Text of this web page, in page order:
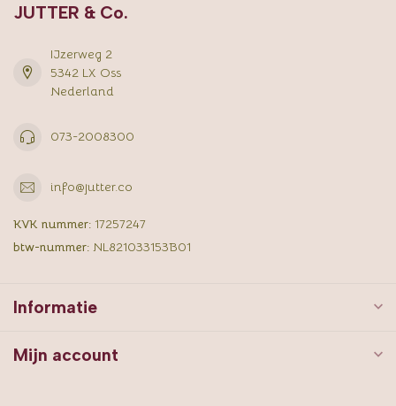
JUTTER & Co.
IJzerweg 2
5342 LX Oss
Nederland
073-2008300
info@jutter.co
KVK nummer: 17257247
btw-nummer: NL821033153B01
Informatie
Mijn account